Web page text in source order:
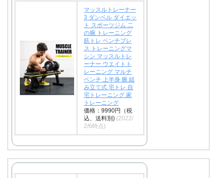
マッスルトレーナー
3 ダンベル ダイエッ
ト スポーツジム 二
の腕 トレーニング
筋トレ ベンチプレ
ス トレーニングマ
シン マッスルトレ
ーナー ウエイトト
レーニング マルチ
ベンチ 上半身 腕 組
み立て式 宅トレ 自
宅トレーニング 家
トレーニング
価格：9990円（税
込、送料別) (2022/
2/6時点)